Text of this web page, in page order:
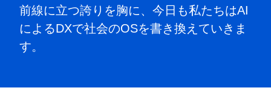
前線に立つ誇りを胸に、今日も私たちはAI
によるDXで社会のOSを書き換えていきま
す。